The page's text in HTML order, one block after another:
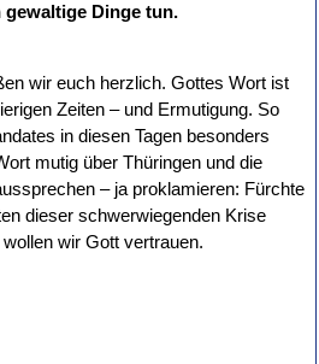
gewaltige Dinge tun.
wir euch herzlich. Gottes Wort ist
Zeiten – und Ermutigung. So
in diesen Tagen besonders
mutig über Thüringen und die
– ja proklamieren: Fürchte
dieser schwerwiegenden Krise
wir Gott vertrauen.